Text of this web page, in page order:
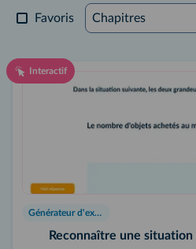
Favoris
Chapitres
Interactif
Générateur d'exercices
Reconnaître une